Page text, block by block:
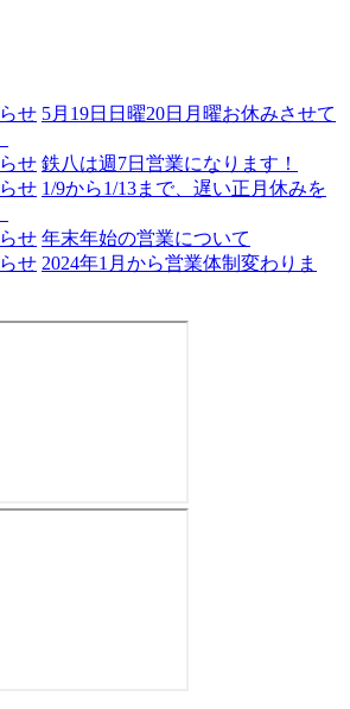
せ 5月19日日曜20日月曜お休みさせて
せ 鉄八は週7日営業になります！
せ 1/9から1/13まで、遅い正月休みを
せ 年末年始の営業について
せ 2024年1月から営業体制変わりま